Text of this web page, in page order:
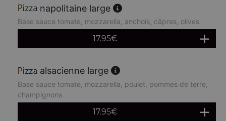
napolitaine large
Base sauce tomate, mozzarella, anchois, câpres, olives
17.95€
alsacienne large
Base sauce tomate, mozzarella, poulet, pommes de terre,
champignons
17.95€